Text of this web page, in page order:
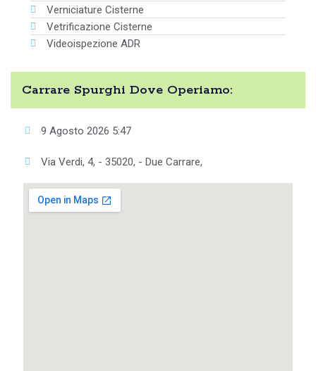
Verniciature Cisterne
Vetrificazione Cisterne
Videoispezione ADR
Carrare Spurghi Dove Operiamo:
9 Agosto 2026 5:47
Via Verdi, 4, - 35020, - Due Carrare,